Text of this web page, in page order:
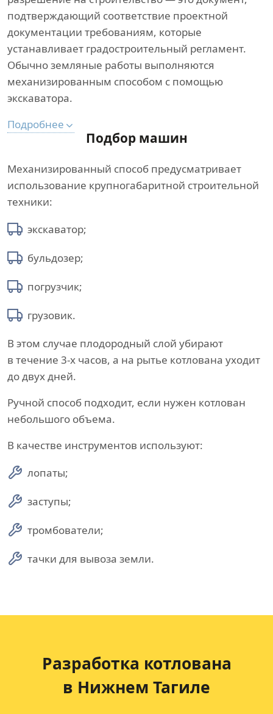
подтверждающий соответствие проектной
документации требованиям, которые
устанавливает градостроительный регламент.
Обычно земляные работы выполняются
механизированным способом с помощью
экскаватора.
Подробнее
Подбор машин
Механизированный способ предусматривает
использование крупногабаритной строительной
техники:
экскаватор;
бульдозер;
погрузчик;
грузовик.
В этом случае плодородный слой убирают
в течение 3-х часов, а на рытье котлована уходит
до двух дней.
Ручной способ подходит, если нужен котлован
небольшого объема.
В качестве инструментов используют:
лопаты;
заступы;
тромбователи;
тачки для вывоза земли.
Разработка котлована
в Нижнем Тагиле